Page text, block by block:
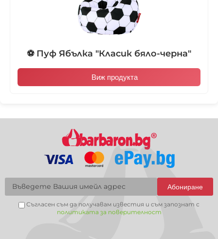
⚽ Пуф Ябълка "Класик бяло-черна"
Виж продукта
Абониране
Съгласен съм да получавам известия и съм запознат с
политиката за поверителност